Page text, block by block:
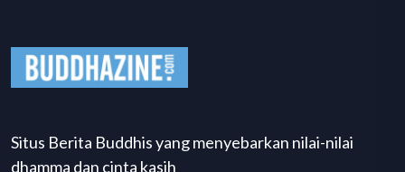
Situs Berita Buddhis yang menyebarkan nilai-nilai
dhamma dan cinta kasih